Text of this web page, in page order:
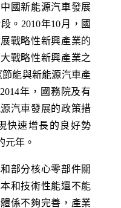
國新能源汽車發展
。2010年10月，國
戰略性新興產業的
戰略性新興產業之
能與新能源汽車產
年，國務院及有
汽車發展的政策措
快速增長的良好勢
元年。
部分核心零部件關
和技術性能還不能
係不夠完善，產業